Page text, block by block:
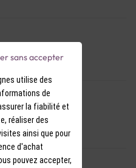
utilise des
de
la fiabilité et
réaliser des
ainsi que pour
d'achat
pouvez accepter,
sans accepter